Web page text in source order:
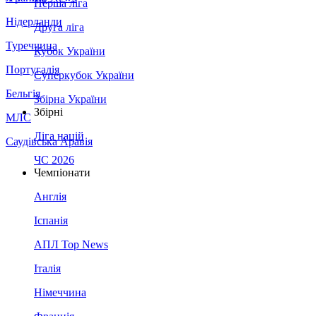
Нідерланди
Туреччина
Португалія
Бельгія
МЛС
Саудівська Аравія
Перша ліга
Друга ліга
Кубок України
Суперкубок України
Збірна України
Збірні
Ліга націй
ЧС 2026
Чемпіонати
Англія
Іспанія
АПЛ Top News
Італія
Німеччина